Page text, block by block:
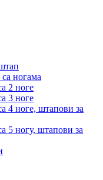
ногама
2 ноге
3 ноге
4 ноге, штапови за
5 ногу, штапови за